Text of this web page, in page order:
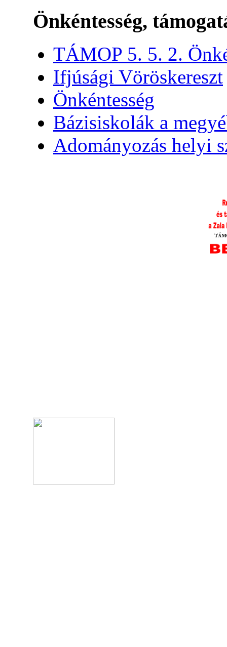
Önkéntesség,
TÁMOP 5. 5. 2.
Ifjúsági Vöröskereszt
Önkéntesség
Bázisiskolák a
Adományozás helyi